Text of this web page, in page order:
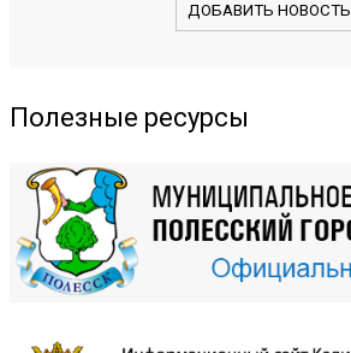
ДОБАВИТЬ НОВОСТЬ
Полезные ресурсы